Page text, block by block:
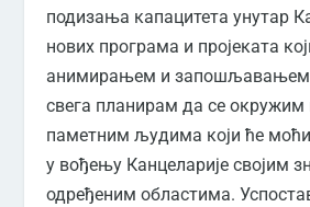
подизања капацитета унутар
нових програма и пројеката
анимирањем и запошљавањем
свега планирам да се
паметним људима који ће
у вођењу Канцеларије својим
одређеним областима.